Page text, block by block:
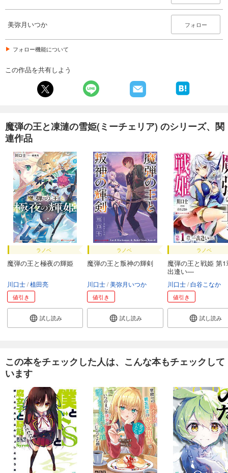
美弥月いつか フォロー
フォロー機能について
この作品を共有しよう
魔弾の王と凍漣の雪姫(ミーチェリア) のシリーズ、関
連作品
ラノベ
魔弾の王と極夜の輝姫
川口士 植田亮
値引き
試し読み
ラノベ
魔弾の王と叛神の輝剣
川口士 美弥月いつか
値引き
試し読み
ラノベ
魔弾の王と戦姫 第
出逢い―
川口士 白谷こなか
値引き
試し読み
この本をチェックした人は、こんな本もチェックして
います